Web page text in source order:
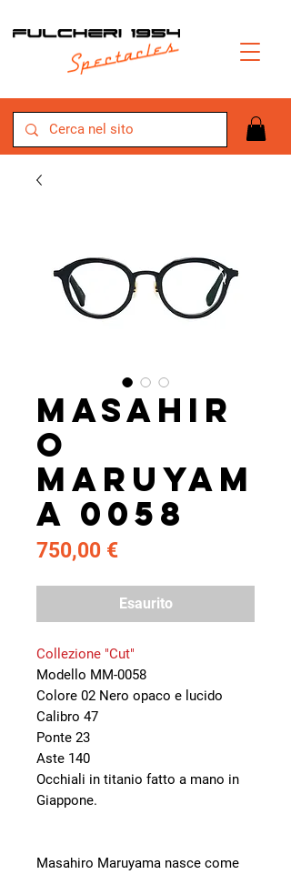
Masahir
o
Maruyam
a 0058
750,00 €Prezzo
Esaurito
Collezione "Cut"
Modello MM-0058
Colore 02 Nero opaco e lucido
Calibro 47
Ponte 23
Aste 140
Occhiali in titanio fatto a mano in
Giappone.
Masahiro Maruyama nasce come